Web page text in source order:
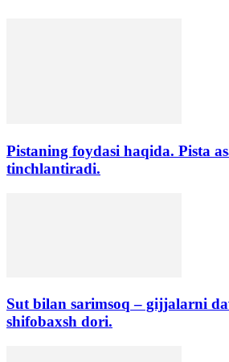
Pistaning foydasi haqida. Pista
tinchlantiradi.
Sut bilan sarimsoq – gijjalarni
shifobaxsh dori.